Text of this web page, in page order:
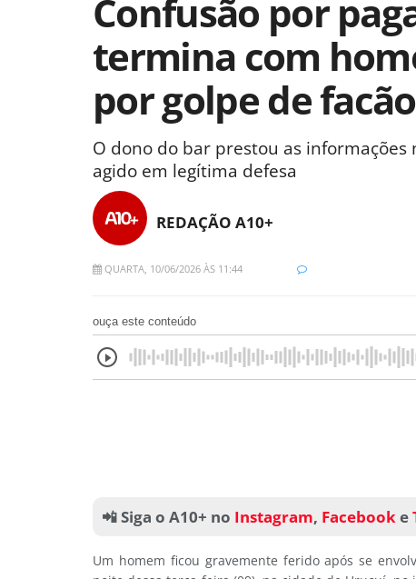
Confusão por
termina com
por golpe de
O dono do bar prestou as
agido em legítima defesa
REDAÇÃO A10+
QUARTA, 10/06/2026 ÀS 11:44
ouça este conteúdo
📲 Siga o A10+ no Instagram, Facebooke
Um homem ficou gravemente ferido após se